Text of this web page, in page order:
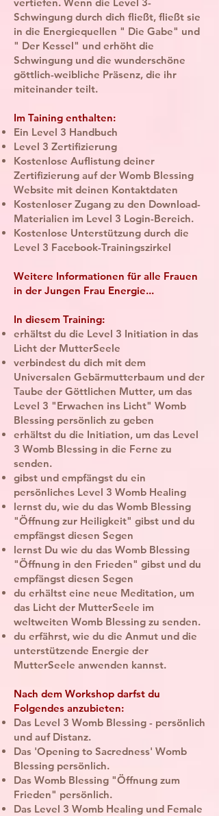
Schwingung durch dich fließt, fließt sie
in die Energiequellen " Die Gabe" und
" Der Kessel" und erhöht die
Schwingung und die wunderschöne
göttlich-weibliche Präsenz, die ihr
miteinander teilt.
Im Taining enthalten:
Ein Level 3 Handbuch
Level 3 Zertifizierung
Kostenlose Auflistung deiner
Zertifizierung auf der Womb Blessing
Website mit deinen Kontaktdaten
Kostenloser Zugang zu den Download-
Materialien im Level 3 Login-Bereich.
Kostenlose Unterstützung durch die
Level 3 Facebook-Trainingszirkel
Weitere Informationen für alle Frauen
in der Jungen Frau Energie...
In diesem Training:
erhältst du die Level 3 Initiation in das
Licht der MutterSeele
verbindest du dich mit dem
Universalen Gebärmutterbaum und der
Taube der Göttlichen Mutter, um das
Level 3 "Erwachen ins Licht" Womb
Blessing persönlich zu geben
erhältst du die Initiation, um das Level
3 Womb Blessing in die Ferne zu
senden.
gibst und empfängst du ein
persönliches Level 3 Womb Healing
lernst du, wie du das Womb Blessing
"Öffnung zur Heiligkeit" gibst und du
empfängst diesen Segen
lernst Du wie du das Womb Blessing
"Öffnung in den Frieden" gibst und du
empfängst diesen Segen
du erhältst eine neue Meditation, um
das Licht der MutterSeele im
weltweiten Womb Blessing zu senden.
du erfährst, wie du die Anmut und die
unterstützende Energie der
MutterSeele anwenden kannst.
Nach dem Workshop darfst du
Folgendes anzubieten:
Das Level 3 Womb Blessing - persönlich
und auf Distanz.
Das 'Opening to Sacredness' Womb
Blessing persönlich.
Das Womb Blessing "Öffnung zum
Frieden" persönlich.
Das Level 3 Womb Healing und Female